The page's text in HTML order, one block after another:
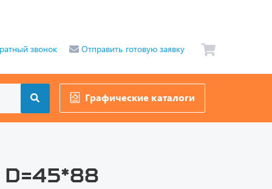
звонок Отправить готовую заявку
Графические каталоги